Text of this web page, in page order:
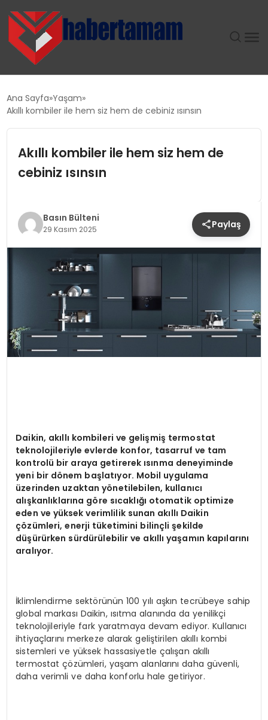
SPOR
EKONOMI
MAGAZIN
YAŞAM
Ana Sayfa Yaşam
Akıllı kombiler ile hem siz hem de cebiniz ısınsın
Akıllı kombiler ile hem siz hem de
cebiniz ısınsın
Basın Bülteni
29 Kasım 2025 Paylaş
Daikin, akıllı kombileri ve gelişmiş termostat
teknolojileriyle evlerde konfor, tasarruf ve tam
kontrolü bir araya getirerek ısınma deneyiminde
yeni bir dönem başlatıyor. Mobil uygulama
üzerinden uzaktan yönetilebilen, kullanıcı
alışkanlıklarına göre sıcaklığı otomatik optimize
eden ve yüksek verimlilik sunan akıllı Daikin
çözümleri, enerji tüketimini bilinçli şekilde
düşürürken sürdürülebilir ve akıllı yaşamın kapılarını
aralıyor.
İklimlendirme sektörünün 100 yılı aşkın tecrübeye sahip
global markası Daikin, ısıtma alanında da yenilikçi
teknolojileriyle fark yaratmaya devam ediyor. Kullanıcı
ihtiyaçlarını merkeze alarak geliştirilen akıllı kombi
sistemleri ve yüksek hassasiyetle çalışan akıllı
termostat çözümleri, yaşam alanlarını daha güvenli,
daha verimli ve daha konforlu hale getiriyor.